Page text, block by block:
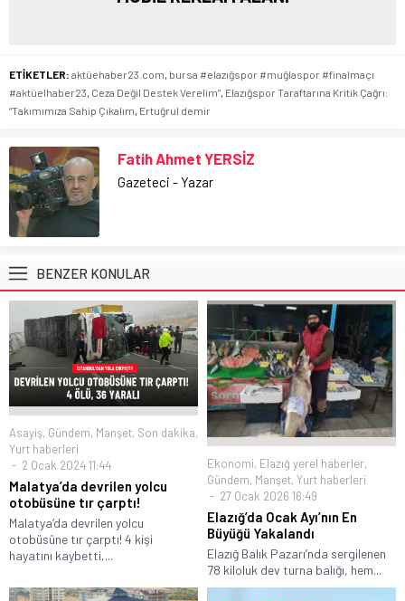
ETİKETLER: aktüehaber23.com bursa #elazığspor #muğlaspor #finalmaçı
#aktüelhaber23 Ceza Değil Destek Verelim” Elazığspor Taraftarına Kritik Çağrı:
“Takımımıza Sahip Çıkalım Ertuğrul demir
Fatih Ahmet YERSİZ
Gazeteci - Yazar
BENZER KONULAR
Asayiş, Gündem, Manşet, Son dakika,
Yurt haberleri
2 Ocak 2024 11:44
Malatya’da devrilen yolcu
otobüsüne tır çarptı!
Malatya’da devrilen yolcu
otobüsüne tır çarptı! 4 kişi
hayatını kaybetti,...
Ekonomi, Elazığ yerel haberler,
Gündem, Manşet, Yurt haberleri
27 Ocak 2026 16:49
Elazığ’da Ocak Ayı’nın En
Büyüğü Yakalandı
Elazığ Balık Pazarı’nda sergilenen
78 kiloluk dev turna balığı, hem...